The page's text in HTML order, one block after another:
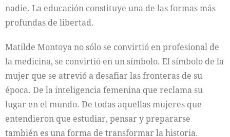
nadie. La educación constituye una de las formas más
profundas de libertad.
Matilde Montoya no sólo se convirtió en profesional de
la medicina, se convirtió en un símbolo. El símbolo de la
mujer que se atrevió a desafiar las fronteras de su
época. De la inteligencia femenina que reclama su
lugar en el mundo. De todas aquellas mujeres que
entendieron que estudiar, pensar y prepararse
también es una forma de transformar la historia.